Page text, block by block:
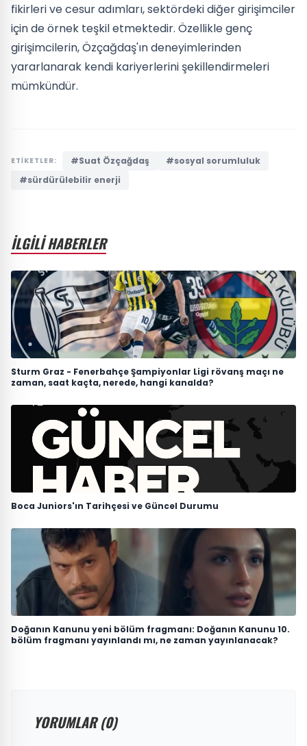
fikirleri ve cesur adımları, sektördeki diğer girişimciler
için de örnek teşkil etmektedir. Özellikle genç
girişimcilerin, Özçağdaş'ın deneyimlerinden
yararlanarak kendi kariyerlerini şekillendirmeleri
mümkündür.
ETİKETLER: #Suat Özçağdaş
#sosyal sorumluluk
#sürdürülebilir enerji
İLGİLİ HABERLER
Sturm Graz - Fenerbahçe Şampiyonlar Ligi rövanş maçı ne
zaman, saat kaçta, nerede, hangi kanalda?
Boca Juniors'ın Tarihçesi ve Güncel Durumu
Doğanın Kanunu yeni bölüm fragmanı: Doğanın Kanunu 10.
bölüm fragmanı yayınlandı mı, ne zaman yayınlanacak?
YORUMLAR (0)